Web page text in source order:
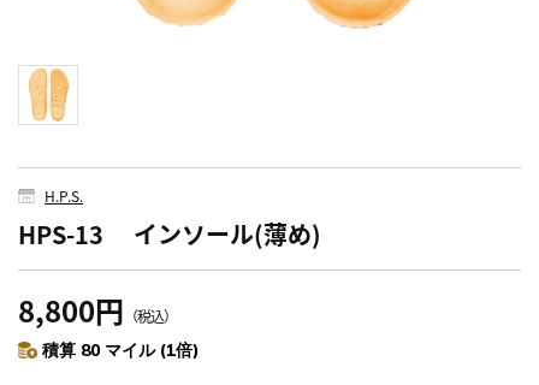
H.P.S.
HPS-13 インソール(薄め)
8,800円 （税込）
積算 80 マイル (1倍)